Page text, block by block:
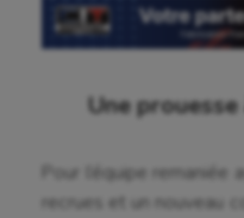
Une
Pour l’équipe
recrues et un nouveau